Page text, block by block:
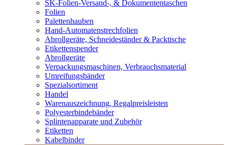
SK-Folien-Versand-, & Dokumententaschen
Folien
Palettenhauben
Hand-Automatenstrechfolien
Abrollgeräte, Schneideständer & Packtische
Etikettenspender
Abrollgeräte
Verpackungsmaschinen, Verbrauchsmaterial
Umreifungsbänder
Spezialsortiment
Handel
Warenauszeichnung, Regalpreisleisten
Polyesterbindebänder
Splintenapparate und Zubehör
Etiketten
Kabelbinder